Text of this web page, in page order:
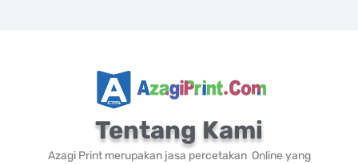
Tentang Kami
Azagi Print merupakan jasa percetakan Online yang